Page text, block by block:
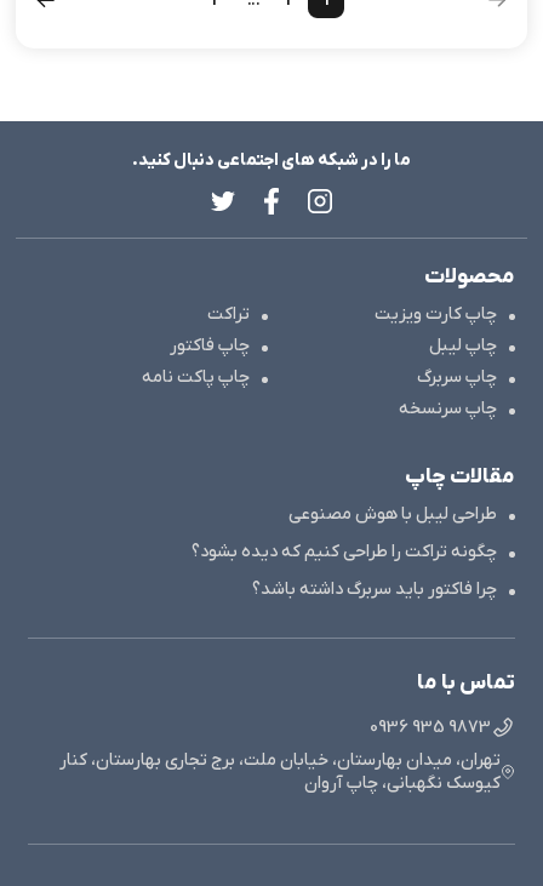
ما را در شبکه های اجتماعی دنبال کنید.
محصولات
چاپ کارت ویزیت
تراکت
چاپ لیبل
چاپ فاکتور
چاپ سربرگ
چاپ پاکت نامه
چاپ سرنسخه
مقالات چاپ
طراحی لیبل با هوش مصنوعی
چگونه تراکت را طراحی کنیم که دیده بشود؟
چرا فاکتور باید سربرگ داشته باشد؟
تماس با ما
9873 935 0936
تهران، میدان بهارستان، خیابان ملت، برج تجاری بهارستان، کنار
کیوسک نگهبانی، چاپ آروان